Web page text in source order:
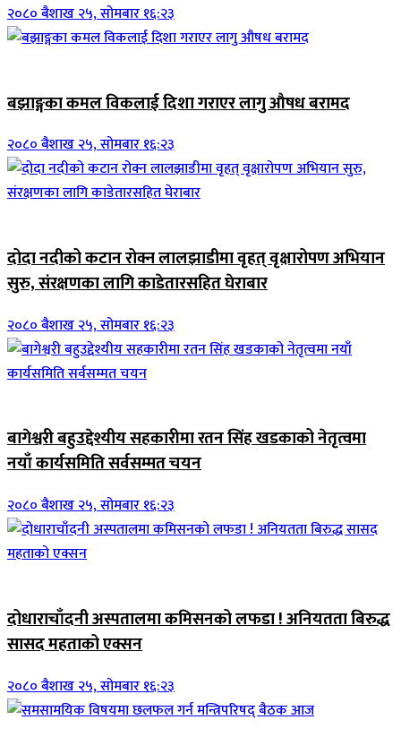
२०८० बैशाख २५, सोमबार १६:२३
बझाङ्गका कमल विकलाई दिशा गराएर लागु औषध बरामद
२०८० बैशाख २५, सोमबार १६:२३
दोदा नदीको कटान रोक्न लालझाडीमा वृहत् वृक्षारोपण अभियान
सुरु, संरक्षणका लागि काडेतारसहित घेराबार
२०८० बैशाख २५, सोमबार १६:२३
बागेश्वरी बहुउद्देश्यीय सहकारीमा रतन सिंह खडकाको नेतृत्वमा
नयाँ कार्यसमिति सर्वसम्मत चयन
२०८० बैशाख २५, सोमबार १६:२३
दोधाराचाँदनी अस्पतालमा कमिसनको लफडा ! अनियतता बिरुद्ध
सासद महताको एक्सन
२०८० बैशाख २५, सोमबार १६:२३